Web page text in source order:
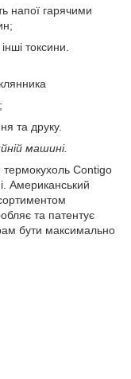
напої гарячими
токсини.
та друку.
машині.
термокухоль Contigo
Американський
та патентує
бути максимально